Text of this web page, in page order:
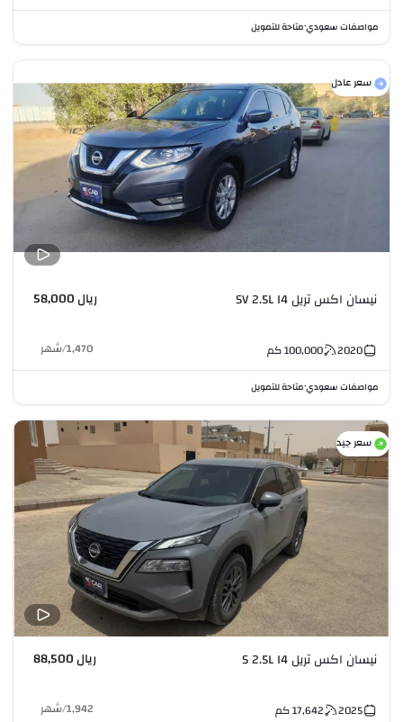
مواصفات سعودي•متاحة للتمويل
سعر عادل
نيسان اكس تريل SV 2.5L I4 ريال 58,000
2020
100,000كم 1,470
/شهر
مواصفات سعودي•متاحة للتمويل
سعر جيد
نيسان اكس تريل S 2.5L I4 ريال 88,500
2025
17,642كم 1,942
/شهر